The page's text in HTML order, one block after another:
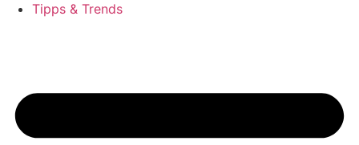
Tipps & Trends